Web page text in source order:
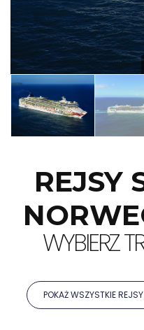
REJSY
WYBIERZ
POKAŻ WSZYSTKIE